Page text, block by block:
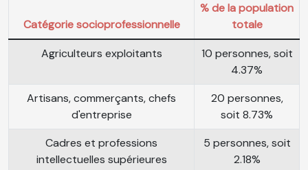
Catégorie socioprofessionnelle
% de la population
totale
Agriculteurs exploitants
10 personnes, soit
4.37%
Artisans, commerçants, chefs
d'entreprise
20 personnes,
soit 8.73%
Cadres et professions
intellectuelles supérieures
5 personnes, soit
2.18%